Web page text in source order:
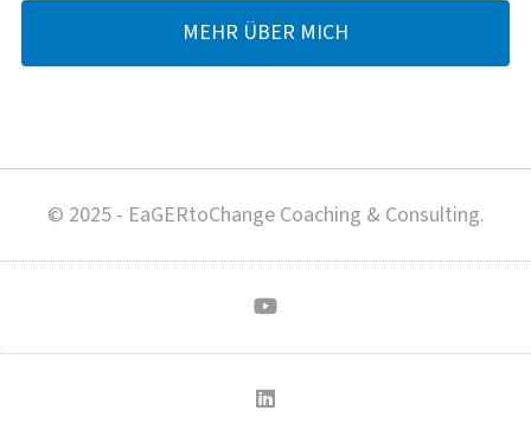
MEHR ÜBER MICH
© 2025 - EaGERtoChange Coaching & Consulting.